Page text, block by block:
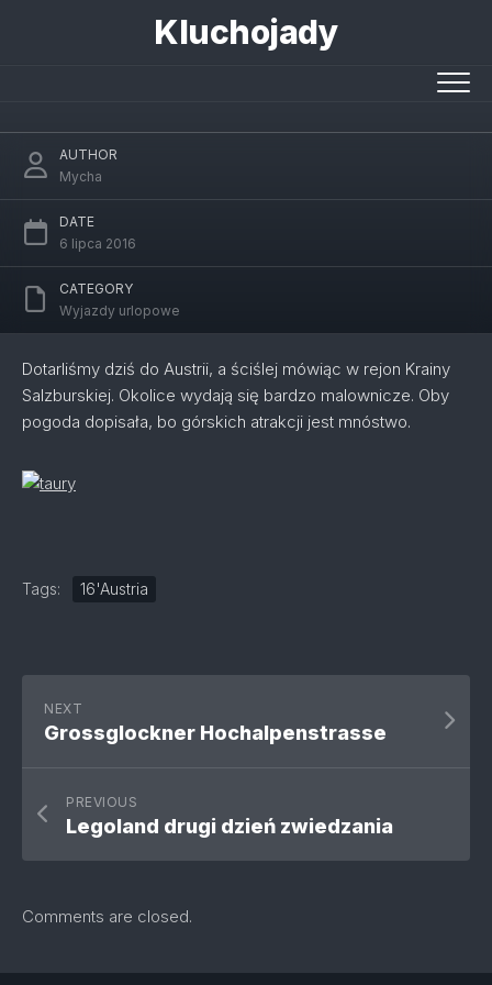
Kluchojady
AUTHOR
Mycha
DATE
6 lipca 2016
CATEGORY
Wyjazdy urlopowe
Dotarliśmy dziś do Austrii, a ściślej mówiąc w rejon Krainy
Salzburskiej. Okolice wydają się bardzo malownicze. Oby
pogoda dopisała, bo górskich atrakcji jest mnóstwo.
Tags: 16'Austria
NEXT
Grossglockner Hochalpenstrasse
PREVIOUS
Legoland drugi dzień zwiedzania
Comments are closed.